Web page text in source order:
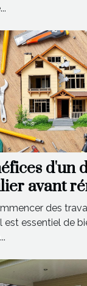
d'un
avant
des
est essentiel de